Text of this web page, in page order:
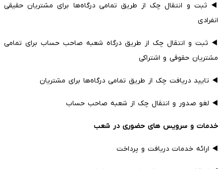
◀️ ثبت و انتقال چک از طریق تمامی درگاه‌ها برای مشتریان حقیقی
انفرادی
◀️ ثبت و انتقال چک از طریق درگاه شعبه صاحب حساب برای تمامی
مشتریان حقوقی و اشتراکی
◀️ تایید دریافت چک از طریق تمامی درگاه‌ها برای مشتریان
◀️ لغو صدور و انتقال چک از شعبه صاحب حساب
خدمات و سرویس های حضوری در شعب
◀️ ارائه خدمات دریافت و پرداخت